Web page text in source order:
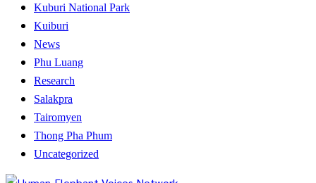
Kuburi National Park
Kuiburi
News
Phu Luang
Research
Salakpra
Tairomyen
Thong Pha Phum
Uncategorized